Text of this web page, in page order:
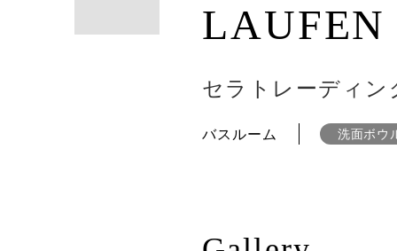
LAUFEN
セラトレーディン
バスルーム 洗面ボウ